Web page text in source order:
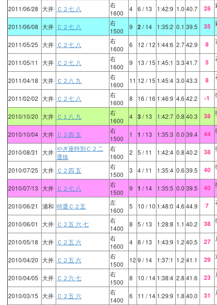
2011/06/28 大井 Ｃ２七 八
右
1600
4 6 / 13 1:42:9 1.0 40.7 28
2011/06/08 大井 Ｃ２七 八
右
1500
9 2/ 14 1:35:2 0.1 39.5 35
2011/05/25 大井 Ｃ２七 八
右
1600
6 12 / 12 1:44:6 2.742.9 8
2011/05/11
大井 Ｃ２七 八
右
1600
9 13 / 15 1:45:1 3.3 41.7 5
2011/04/18 大井 Ｃ２八 九
右
1600
11 12 / 15 1:45:4 3.0 43.3 8
2011/02/02 大井 Ｃ２七 八
右
1600
8 16 / 16 1:46:9 4.6 42.2 -1
2010/10/20 大井 Ｃ１八 九
右
1600
4 3/ 13 1:42:7 0.8 40.3 38
2010/10/04 大井 Ｃ２四 五
右
1500
1 1 / 13 1:35:3 0.0 39.4 44
2010/08/31
大井 やぎ座特別Ｃ２二
選抜
右
1600
2 5 / 11 1:42:4 0.8 40.2 38
2010/07/25 大井 Ｃ２四 五
右
1500
3 4/ 11 1:35:4 0.6 39.5 40
2010/07/13 大井 Ｃ２七 八
右
1500
9 1 / 14 1:35:5 0.0 39.5 40
2010/06/21 浦和 特選Ｃ２五
左
1600
5 10 / 10 1:48:0 4.6 44.9 7
2010/06/01
大井 Ｃ２五 六 七
右
1400
8 5 / 13 1:28:8 1.1 40.2 38
2010/05/18 大井 Ｃ２五 六
右
1600
4 8 / 13 1:43:9 1.2 40.5 27
2010/04/20 大井 Ｃ２五 六
右
1500
12 9 / 14 1:37:1 1.2 41.1 29
2010/04/05 大井 Ｃ２六 七
右
1500
8 10 / 14 1:38:4 2.8 41.6 23
2010/03/15 大井 Ｃ２五 六
右
1400
6 11 / 14 1:29:9 1.8 40.0 31